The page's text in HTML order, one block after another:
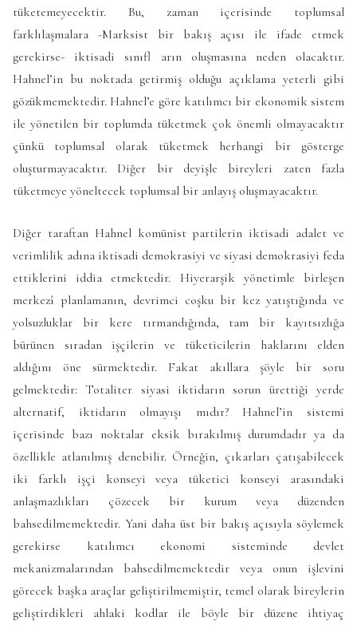
tüketemeyecektir. Bu, zaman içerisinde toplumsal
farklılaşmalara -Marksist bir bakış açısı ile ifade etmek
gerekirse- iktisadi sınıfl arın oluşmasına neden olacaktır.
Hahnel’in bu noktada getirmiş olduğu açıklama yeterli gibi
gözükmemektedir. Hahnel’e göre katılımcı bir ekonomik sistem
ile yönetilen bir toplumda tüketmek çok önemli olmayacaktır
çünkü toplumsal olarak tüketmek herhangi bir gösterge
oluşturmayacaktır. Diğer bir deyişle bireyleri zaten fazla
tüketmeye yöneltecek toplumsal bir anlayış oluşmayacaktır.
Diğer taraftan Hahnel komünist partilerin iktisadi adalet ve
verimlilik adına iktisadi demokrasiyi ve siyasi demokrasiyi feda
ettiklerini iddia etmektedir. Hiyerarşik yönetimle birleşen
merkezî planlamanın, devrimci coşku bir kez yatıştığında ve
yolsuzluklar bir kere tırmandığında, tam bir kayıtsızlığa
bürünen sıradan işçilerin ve tüketicilerin haklarını elden
aldığını öne sürmektedir. Fakat akıllara şöyle bir soru
gelmektedir: Totaliter siyasi iktidarın sorun ürettiği yerde
alternatif, iktidarın olmayışı mıdır? Hahnel’in sistemi
içerisinde bazı noktalar eksik bırakılmış durumdadır ya da
özellikle atlanılmış denebilir. Örneğin, çıkarları çatışabilecek
iki farklı işçi konseyi veya tüketici konseyi arasındaki
anlaşmazlıkları çözecek bir kurum veya düzenden
bahsedilmemektedir. Yani daha üst bir bakış açısıyla söylemek
gerekirse katılımcı ekonomi sisteminde devlet
mekanizmalarından bahsedilmemektedir veya onun işlevini
görecek başka araçlar geliştirilmemiştir, temel olarak bireylerin
geliştirdikleri ahlaki kodlar ile böyle bir düzene ihtiyaç